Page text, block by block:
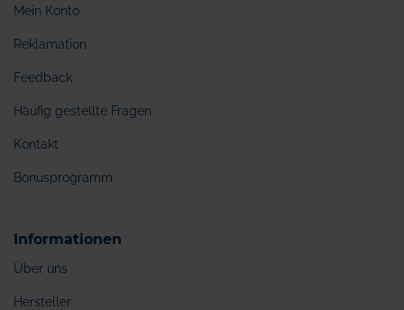
Mein Konto
Reklamation
Feedback
Häufig gestellte Fragen
Kontakt
Bonusprogramm
Informationen
Über uns
Hersteller